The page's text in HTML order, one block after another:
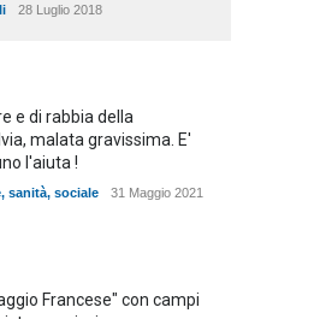
28 Luglio 2018
e di rabbia della
malata gravissima. E'
l'aiuta !
, sanità, sociale 31 Maggio 2021
Francese" con campi